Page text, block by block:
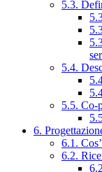
5.3.
5.4.
5.5. Co-
6.
6.1.
6.2.